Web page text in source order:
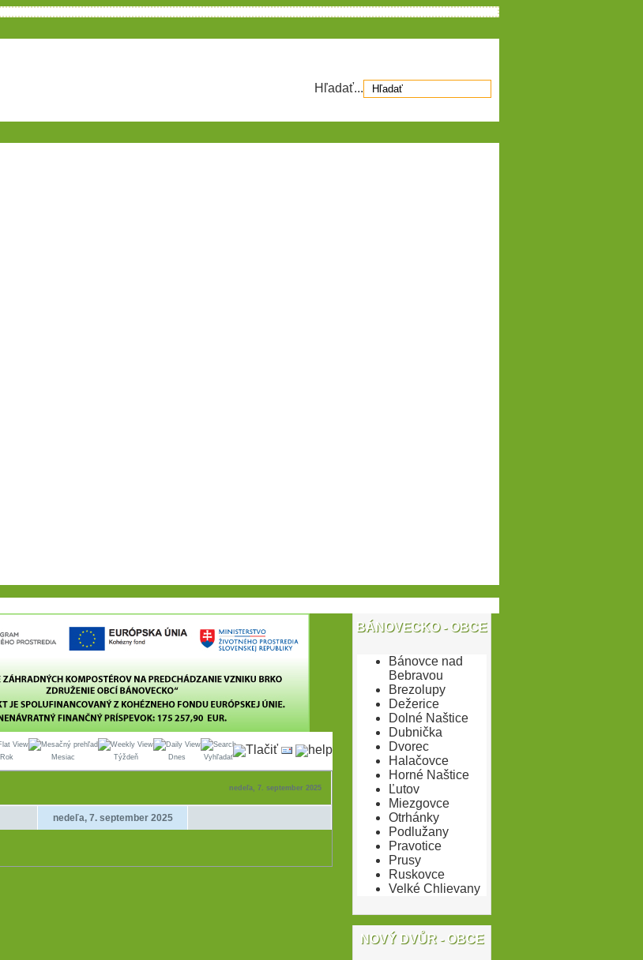
Hľadať...
Rok Mesiac Týždeň Dnes Vyhľadať
nedeľa, 7. september 2025
nedeľa, 7. september 2025
BÁNOVECKO - OBCE
Bánovce nad
Bebravou
Brezolupy
Dežerice
Dolné Naštice
Dubnička
Dvorec
Halačovce
Horné Naštice
Ľutov
Miezgovce
Otrhánky
Podlužany
Pravotice
Prusy
Ruskovce
Velké Chlievany
NOVÝ DVŮR - OBCE